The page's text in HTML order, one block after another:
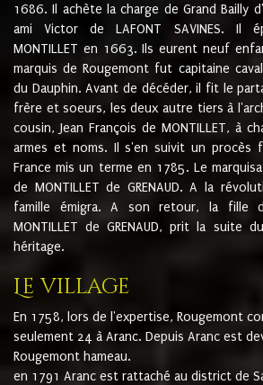
1686. Il achète la charge de Grand Bailly
ami Victor de LAFONT SAVINES. Il
MONTILLET en 1663. Ils eurent neuf
marquis de Rougemont fut capitaine
du Dauphin. Avant de décéder, il fit le
frère et soeurs, les deux autre tiers à
cousin, Jean François de MONTILLET, à
armes et noms. Il s'en suivit un procès
France mis un terme en 1785. Le
de MONTILLET de GRENAUD. A la
famille émigra. A son retour, la fille
MONTILLET de GRENAUD, prit la suite
héritage.
Le village
En 1758, lors de l'expertise, Rougemont
seulement 24 à Aranc. Depuis Aranc est
Rougemont hameau.
en 1791 Aranc est rattaché au district de